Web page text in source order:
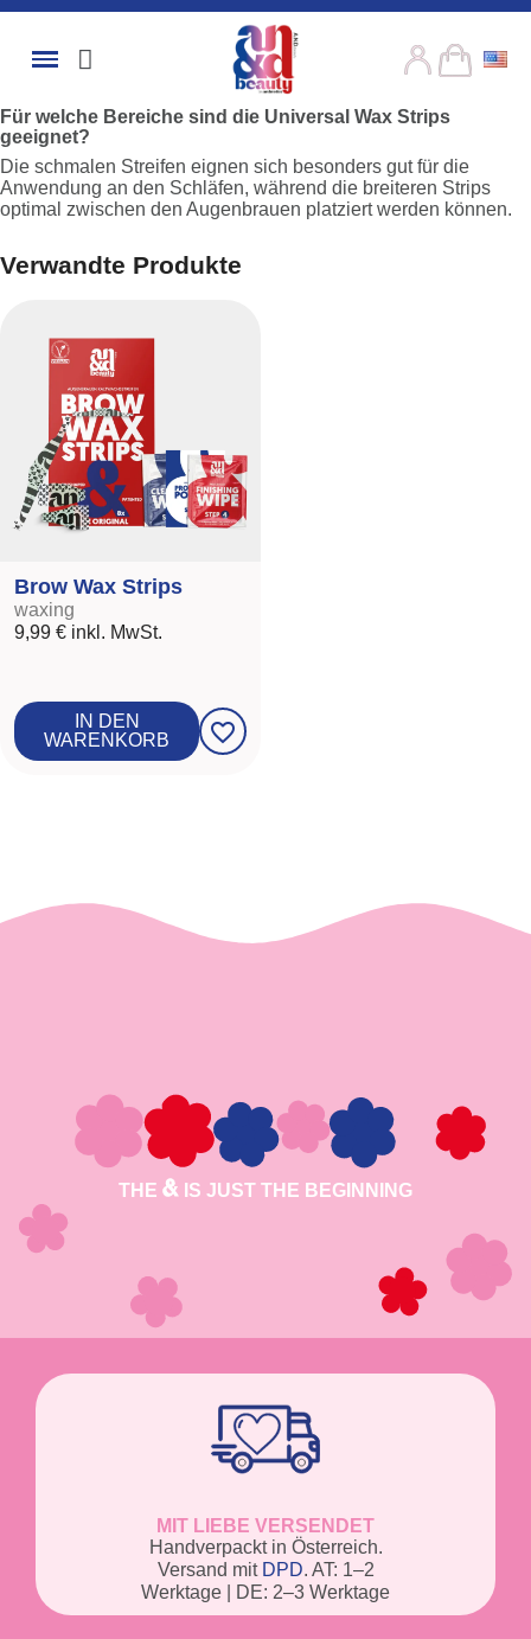
Für welche Bereiche sind die Universal Wax Strips
geeignet?
Die schmalen Streifen eignen sich besonders gut für die
Anwendung an den Schläfen, während die breiteren Strips
optimal zwischen den Augenbrauen platziert werden können.
Verwandte Produkte
Brow Wax Strips
waxing
9,99 € inkl. MwSt.
IN DEN
WARENKORB
favorite_border
THE IS JUST THE BEGINNING
MIT LIEBE VERSENDET
Handverpackt in Österreich.
Versand mit DPD. AT: 1–2
Werktage | DE: 2–3 Werktage